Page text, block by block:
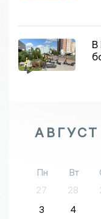
В
АВГУСТ
Пн Вт
27
28
3
4